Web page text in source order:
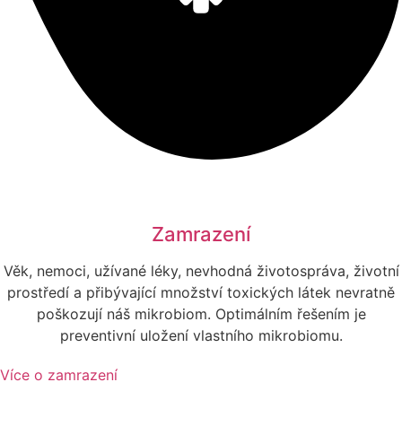
Zamrazení
Věk, nemoci, užívané léky, nevhodná životospráva, životní
prostředí a přibývající množství toxických látek nevratně
poškozují náš mikrobiom. Optimálním řešením je
preventivní uložení vlastního mikrobiomu.
Více o zamrazení